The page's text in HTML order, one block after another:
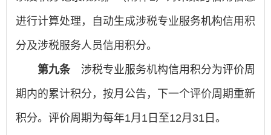
进行计算处理，自动生成涉税专业服务机构信用积
分及涉税服务人员信用积分。
第九条 涉税专业服务机构信用积分为评价周
期内的累计积分，按月公告，下一个评价周期重新
积分。评价周期为每年1月1日至12月31日。